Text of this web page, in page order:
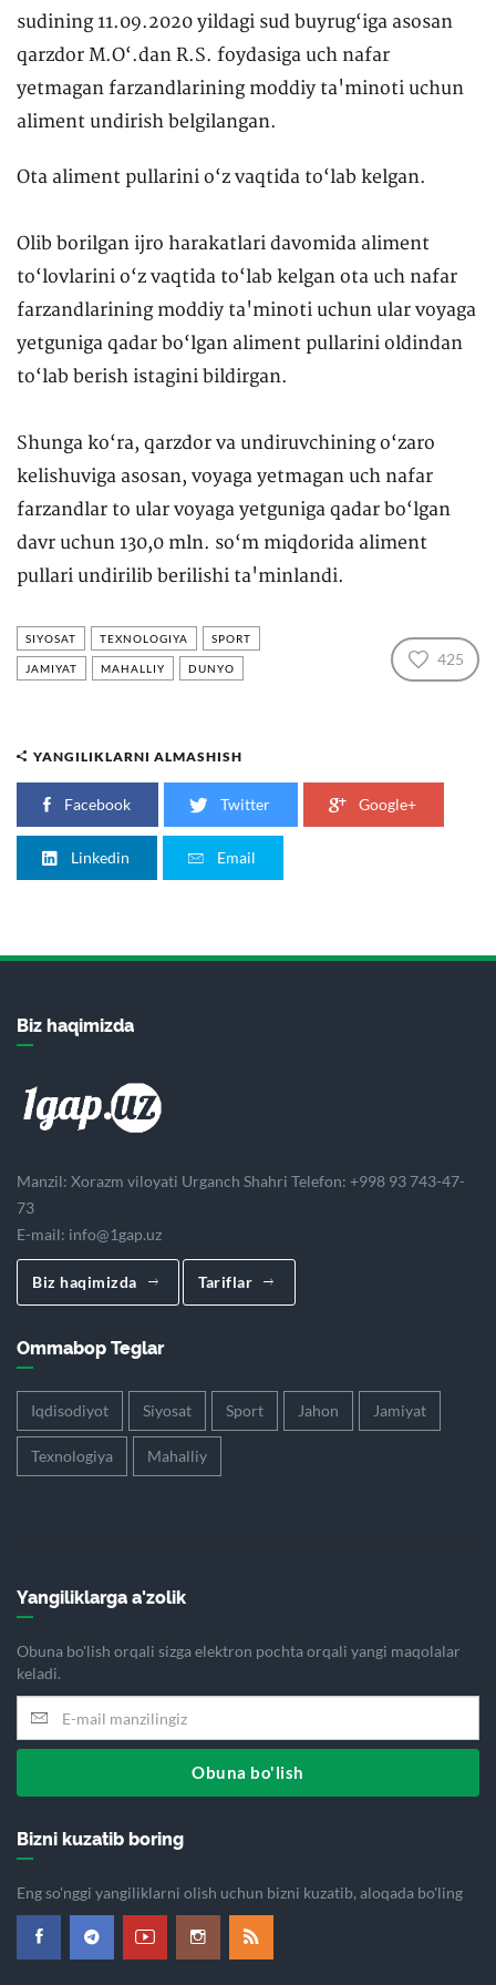
sudining 11.09.2020 yildagi sud buyrug‘iga asosan
qarzdor M.O‘.dan R.S. foydasiga uch nafar
yetmagan farzandlarining moddiy ta'minoti uchun
aliment undirish belgilangan.
Ota aliment pullarini o‘z vaqtida to‘lab kelgan.
Olib borilgan ijro harakatlari davomida aliment
to‘lovlarini o‘z vaqtida to‘lab kelgan ota uch nafar
farzandlarining moddiy ta'minoti uchun ular voyaga
yetguniga qadar bo‘lgan aliment pullarini oldindan
to‘lab berish istagini bildirgan.
Shunga ko‘ra, qarzdor va undiruvchining o‘zaro
kelishuviga asosan, voyaga yetmagan uch nafar
farzandlar to ular voyaga yetguniga qadar bo‘lgan
davr uchun 130,0 mln. so‘m miqdorida aliment
pullari undirilib berilishi ta'minlandi.
SIYOSAT TEXNOLOGIYA SPORT
JAMIYAT MAHALLIY DUNYO 425
YANGILIKLARNI ALMASHISH
Facebook Twitter Google+
Linkedin Email
Biz haqimizda
Manzil: Xorazm viloyati Urganch Shahri Telefon: +998 93 743-47-
73
E-mail: info@1gap.uz
Biz haqimizda Tariflar
Ommabop Teglar
Iqdisodiyot Siyosat Sport Jahon Jamiyat
Texnologiya Mahalliy
Yangiliklarga a'zolik
Obuna bo'lish orqali sizga elektron pochta orqali yangi maqolalar
keladi.
Obuna bo'lish
Bizni kuzatib boring
Eng so'nggi yangiliklarni olish uchun bizni kuzatib, aloqada bo'ling